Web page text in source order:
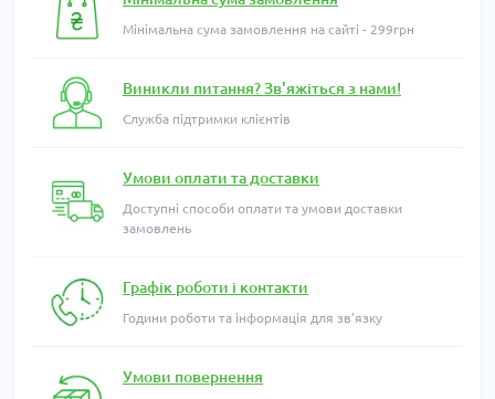
Мінімальна сума замовлення на сайті - 299грн
Виникли питання? Зв'яжіться з нами!
Служба підтримки клієнтів
Умови оплати та доставки
Доступні способи оплати та умови доставки
замовлень
Графік роботи і контакти
Години роботи та інформація для зв'язку
Умови повернення